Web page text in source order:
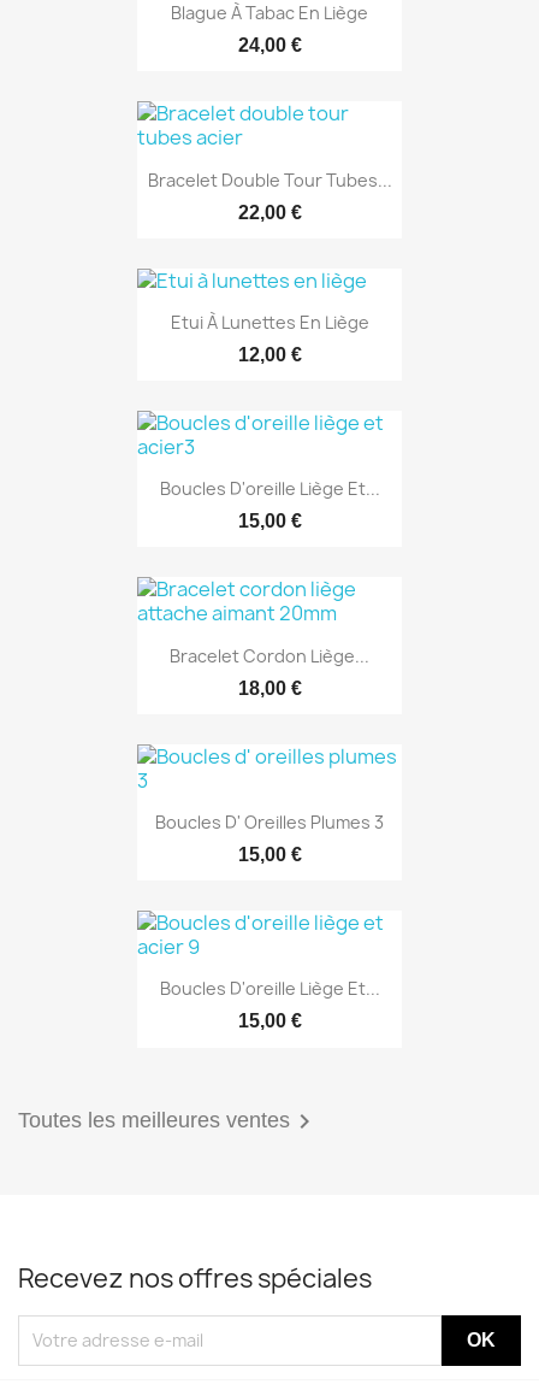
Blague À Tabac En Liège
24,00 €
Bracelet Double Tour Tubes...
22,00 €
Etui À Lunettes En Liège
12,00 €
Boucles D'oreille Liège Et...
15,00 €
Bracelet Cordon Liège...
18,00 €
Boucles D' Oreilles Plumes 3
15,00 €
Boucles D'oreille Liège Et...
15,00 €
Toutes les meilleures ventes 
Recevez nos offres spéciales